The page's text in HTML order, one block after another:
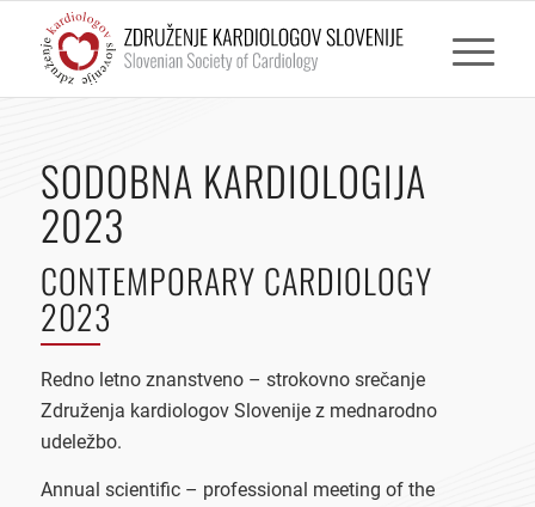
SODOBNA KARDIOLOGIJA
2023
CONTEMPORARY CARDIOLOGY
2023
Redno letno znanstveno – strokovno srečanje
Združenja kardiologov Slovenije z mednarodno
udeležbo.
Annual scientific – professional meeting of the